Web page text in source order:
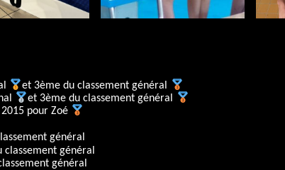
et 3ème du classement général
et 3ème du classement général
pour Zoé
général
général
général